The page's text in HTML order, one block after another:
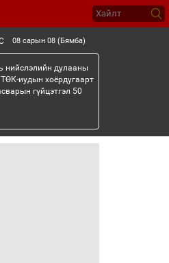
08 сарын 08 (Бямба)
нийслэлийн дулааны
иудын хоёрдугаарт
гүйцэтгэл 50